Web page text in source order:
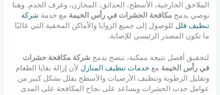
الملاحق الخارجية، الأسطح، الحدائق، المخازن، وغرف الخدم. وهنا
نوصي بدمجمكافحة الحشرات في رأس الخيمة مع خدمة شركة
تنظيف فلل للوصول إلى جميع الزوايا والأماكن المخفية التي غالبًا
ما تكون المصدر الرئيسي للإصابة.
لتحقيق أفضل نتيجة ممكنة، ننصح بدمج شركة مكافحة حشرات
في رأس الخيمة معخدمات تنظيف المنازل لأن إزالة بقايا الطعام
وتقليل الرطوبة وتنظيف الأرضيات والأسطح يقلل بشكل كبير من
عوامل جذب الحشرات ويساعد على نجاح المكافحة على المدى